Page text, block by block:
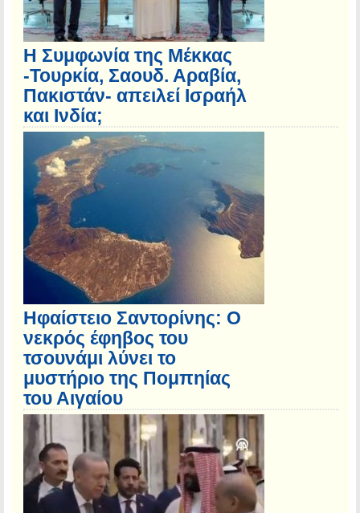
Η Συμφωνία της Μέκκας
-Τουρκία, Σαουδ. Αραβία,
Πακιστάν- απειλεί Ισραήλ
και Ινδία;
Ηφαίστειο Σαντορίνης: Ο
νεκρός έφηβος του
τσουνάμι λύνει το
μυστήριο της Πομπηίας
του Αιγαίου